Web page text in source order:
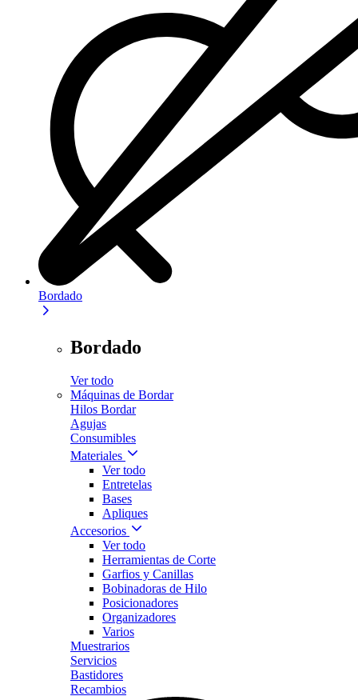
Bordado
Bordado
Ver todo
Máquinas de Bordar
Hilos Bordar
Agujas
Consumibles
Materiales
Ver todo
Entretelas
Bases
Apliques
Accesorios
Ver todo
Herramientas de Corte
Garfios y Canillas
Bobinadoras de Hilo
Posicionadores
Organizadores
Varios
Muestrarios
Servicios
Bastidores
Recambios